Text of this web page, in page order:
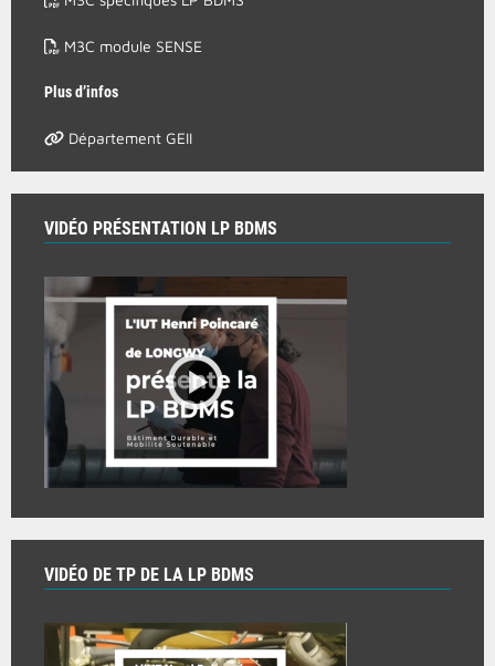
M3C module SENSE
Plus d’infos
Département GEII
VIDÉO PRÉSENTATION LP BDMS
VIDÉO DE TP DE LA LP BDMS